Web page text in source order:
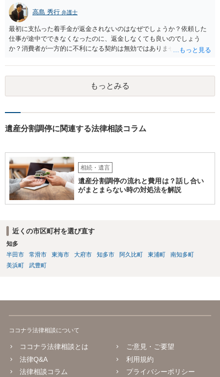
高島 秀行 弁護士
最初に支払った着手金が返金されないのはなぜでしょうか？依頼した
仕事が途中でできなくなったのに、返金しなくても良いのでしょう
か？消費者が一方的に不利になる契約は無効ではありませんか？
務があると思います。 倒れた弁護士が所属する弁護士会に相談さ
れた方がよいと思います。 倒れた弁護士は脳梗塞で倒れたようで
すが、 判断能力があり、復代理を倒れた弁護士の判断で復代理を
選任したのか 即ち、復代理人の選任は有効なのかという問題もあ
もっとみる
遺産分割調停に関連する法律相談コラム
相続・遺言
遺産分割調停の流れと費用は？話し合い
がまとまらない時の対処法を解説
近くの市区町村を選び直す
知多
半田市
常滑市 東海市 大府市 知多市 阿久比町 東浦町
南知多町
美浜町
武豊町
ココナラ法律相談について
ココナラ法律相談とは
法律Q&A
法律相談コラム
ご意見・ご要望
利用規約
プライバシーポリシー